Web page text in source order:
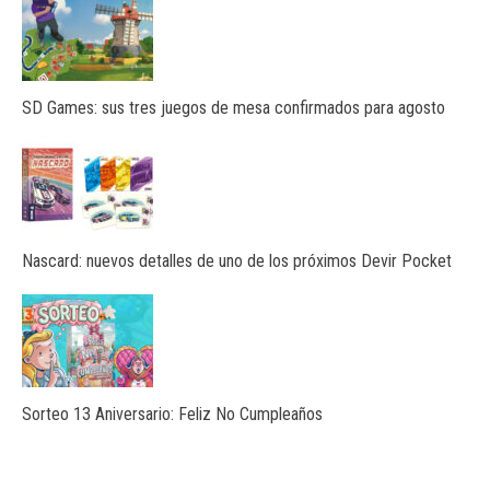
SD Games: sus tres juegos de mesa confirmados para agosto
Nascard: nuevos detalles de uno de los próximos Devir Pocket
Sorteo 13 Aniversario: Feliz No Cumpleaños